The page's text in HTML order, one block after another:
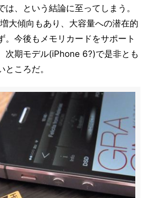
は、という結論に至ってしまう。
大傾向もあり、大容量への潜在的
。今後もメモリカードをサポート
次期モデル(iPhone 6?)で是非とも
ころだ。